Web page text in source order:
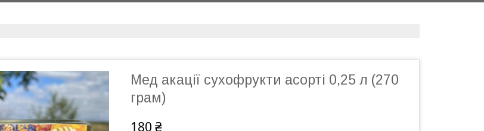
Мед акації сухофрукти асорті 0,25 л (270
грам)
180 ₴